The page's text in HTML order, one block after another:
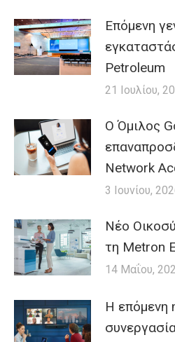
Επόμενη
Petroleum
21 Ιουλίου,
Ο Όμιλος
Network
3 Ιουνίου,
Nέο
τη Metron
14 Μαΐου,
H επόμενη